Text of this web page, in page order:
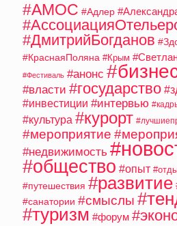
#АМОС #Адлер
#ДмитрийБогданов
#КраснаяПоляна #Крым
#Фестиваль #анонс
#власти #государство
#инвестиции #интервью
#культура #курорт
#мероприятие
#недвижимость
#общество #опыт
#путешествия #развитие
#санатории #смыслы
#туризм #форум